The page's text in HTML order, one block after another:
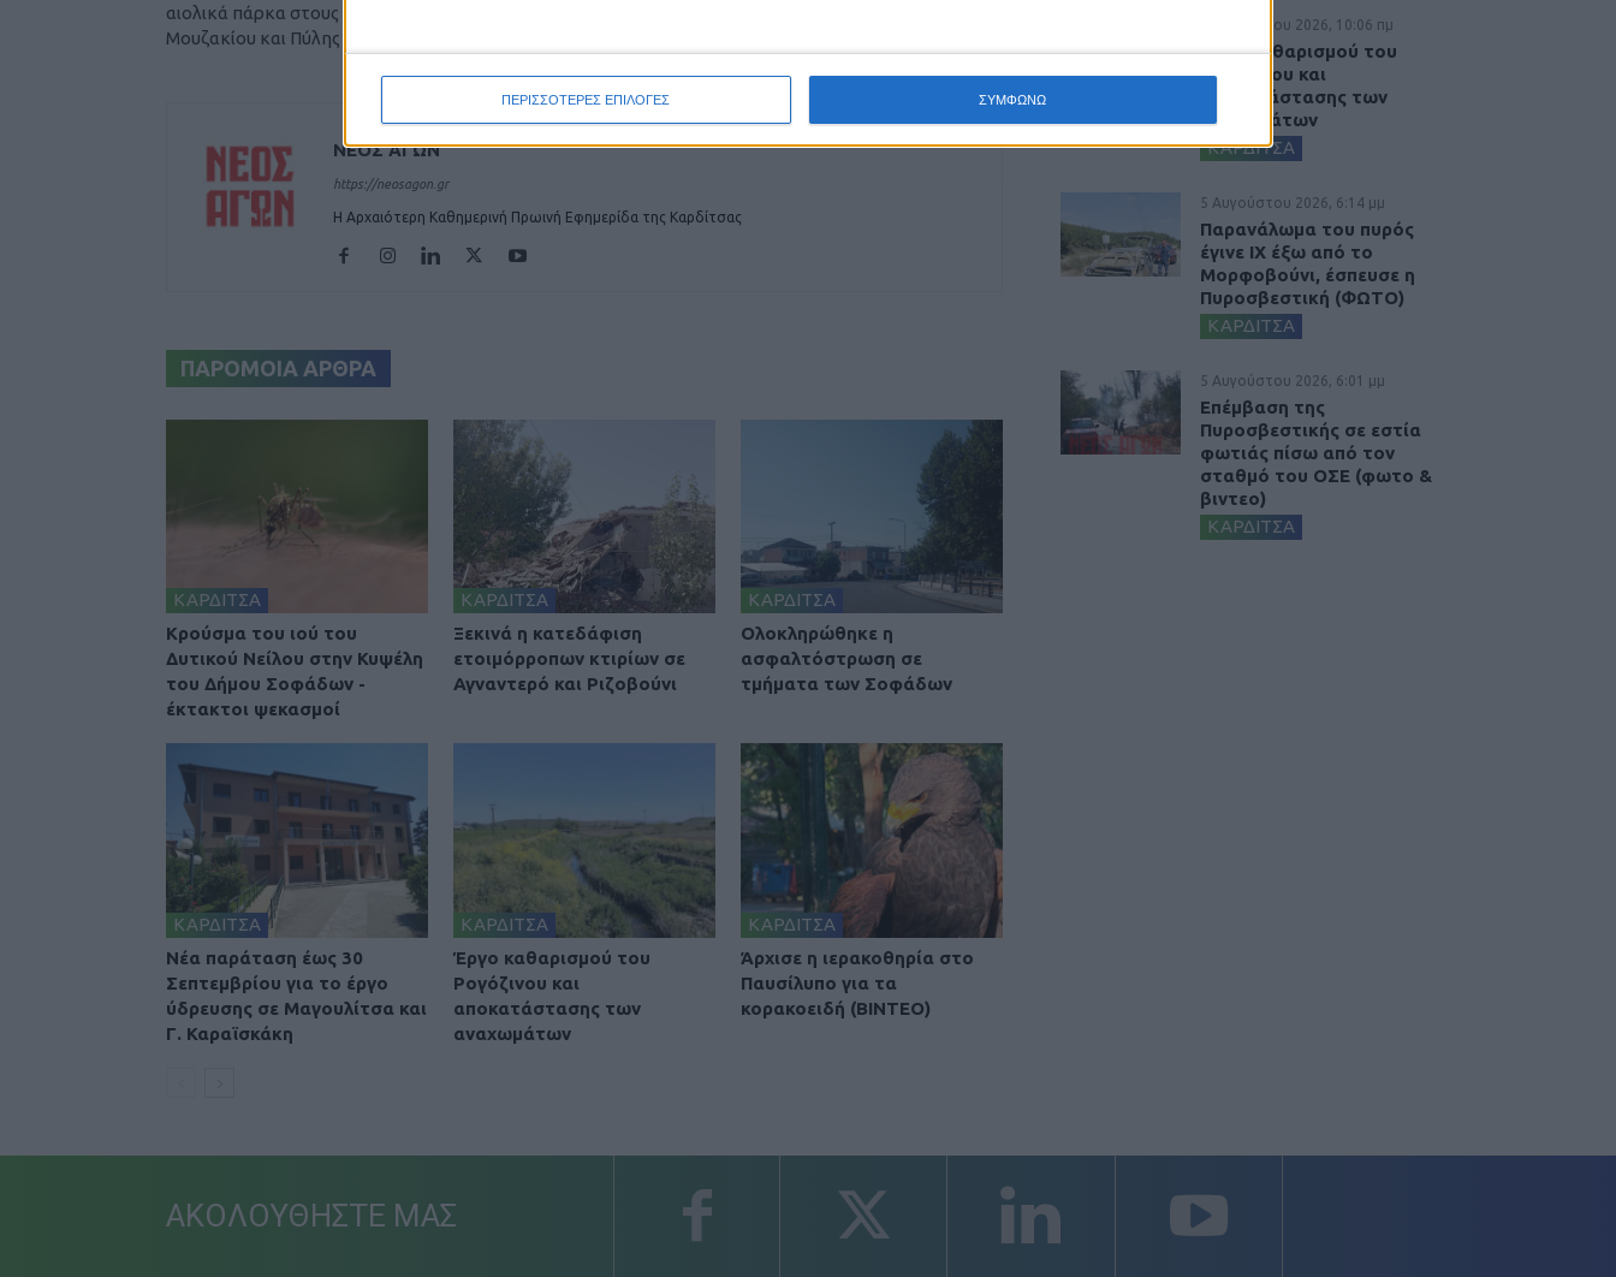
ΠΕΡΙΣΣΟΤΕΡΕΣ ΕΠΙΛΟΓΕΣ ΣΥΜΦΩΝΩ
αιολικά πάρκα στους Δήμους Αργιθέας,
Μουζακίου και Πύλης
ΝΕΟΣ ΑΓΩΝ
https://neosagon.gr
Η Αρχαιότερη Καθημερινή Πρωινή Εφημερίδα της Καρδίτσας
ΠΑΡΟΜΟΙΑ ΑΡΘΡΑ
ΚΑΡΔΙΤΣΑ
Κρούσμα του ιού του
Δυτικού Νείλου στην Κυψέλη
του Δήμου Σοφάδων -
έκτακτοι ψεκασμοί
ΚΑΡΔΙΤΣΑ
Ξεκινά η κατεδάφιση
ετοιμόρροπων κτιρίων σε
Αγναντερό και Ριζοβούνι
ΚΑΡΔΙΤΣΑ
Ολοκληρώθηκε η
ασφαλτόστρωση σε
τμήματα των Σοφάδων
ΚΑΡΔΙΤΣΑ
Νέα παράταση έως 30
Σεπτεμβρίου για το έργο
ύδρευσης σε Μαγουλίτσα και
Γ. Καραϊσκάκη
ΚΑΡΔΙΤΣΑ
Έργο καθαρισμού του
Ρογόζινου και
αποκατάστασης των
αναχωμάτων
ΚΑΡΔΙΤΣΑ
Άρχισε η ιερακοθηρία στο
Παυσίλυπο για τα
κορακοειδή (ΒΙΝΤΕΟ)
6 Αυγούστου 2026, 10:06 πμ
Έργο καθαρισμού του
Ρογόζινου και
αποκατάστασης των
αναχωμάτων
ΚΑΡΔΙΤΣΑ
5 Αυγούστου 2026, 6:14 μμ
Παρανάλωμα του πυρός
έγινε ΙΧ έξω από το
Μορφοβούνι, έσπευσε η
Πυροσβεστική (ΦΩΤΟ)
ΚΑΡΔΙΤΣΑ
5 Αυγούστου 2026, 6:01 μμ
Επέμβαση της
Πυροσβεστικής σε εστία
φωτιάς πίσω από τον
σταθμό του ΟΣΕ (φωτο &
βιντεο)
ΚΑΡΔΙΤΣΑ
ΑΚΟΛΟΥΘΗΣΤΕ ΜΑΣ